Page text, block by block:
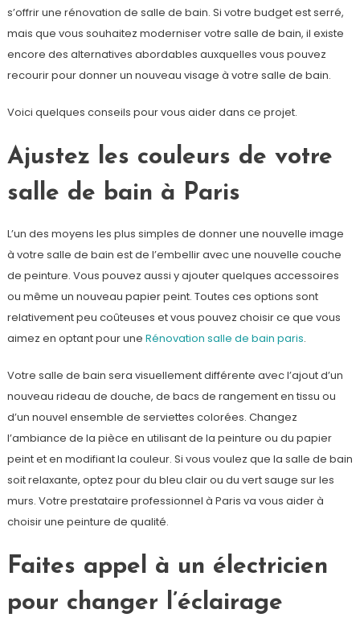
s’offrir une rénovation de salle de bain. Si votre budget est serré,
mais que vous souhaitez moderniser votre salle de bain, il existe
encore des alternatives abordables auxquelles vous pouvez
recourir pour donner un nouveau visage à votre salle de bain.
Voici quelques conseils pour vous aider dans ce projet.
Ajustez les couleurs de votre
salle de bain à Paris
L’un des moyens les plus simples de donner une nouvelle image
à votre salle de bain est de l’embellir avec une nouvelle couche
de peinture. Vous pouvez aussi y ajouter quelques accessoires
ou même un nouveau papier peint. Toutes ces options sont
relativement peu coûteuses et vous pouvez choisir ce que vous
aimez en optant pour une Rénovation salle de bain paris.
Votre salle de bain sera visuellement différente avec l’ajout d’un
nouveau rideau de douche, de bacs de rangement en tissu ou
d’un nouvel ensemble de serviettes colorées. Changez
l’ambiance de la pièce en utilisant de la peinture ou du papier
peint et en modifiant la couleur. Si vous voulez que la salle de bain
soit relaxante, optez pour du bleu clair ou du vert sauge sur les
murs. Votre prestataire professionnel à Paris va vous aider à
choisir une peinture de qualité.
Faites appel à un électricien
pour changer l’éclairage